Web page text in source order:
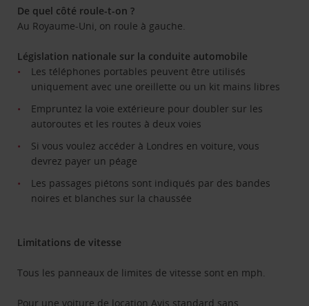
De quel côté roule-t-on ?
Au Royaume-Uni, on roule à gauche.
Législation nationale sur la conduite automobile
Les téléphones portables peuvent être utilisés
uniquement avec une oreillette ou un kit mains libres
Empruntez la voie extérieure pour doubler sur les
autoroutes et les routes à deux voies
Si vous voulez accéder à Londres en voiture, vous
devrez payer un péage
Les passages piétons sont indiqués par des bandes
noires et blanches sur la chaussée
Limitations de vitesse
Tous les panneaux de limites de vitesse sont en mph.
Pour une voiture de location Avis standard sans